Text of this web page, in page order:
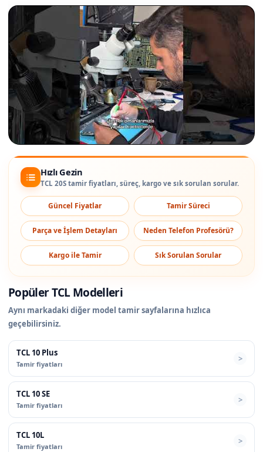
Hızlı Gezin
TCL 20S tamir fiyatları, süreç, kargo ve sık sorulan sorular.
Güncel Fiyatlar Tamir Süreci
Parça ve İşlem Detayları Neden Telefon Profesörü?
Kargo ile Tamir Sık Sorulan Sorular
Popüler TCL Modelleri
Aynı markadaki diğer model tamir sayfalarına hızlıca
geçebilirsiniz.
TCL 10 Plus
Tamir fiyatları
TCL 10 SE
Tamir fiyatları
TCL 10L
Tamir fiyatları